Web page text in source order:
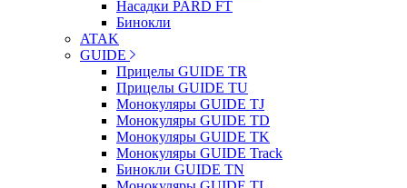
Насадки PARD FT
Бинокли
ATAK
GUIDE
Прицелы GUIDE TR
Прицелы GUIDE TU
Монокуляры GUIDE TJ
Монокуляры GUIDE TD
Монокуляры GUIDE TK
Монокуляры GUIDE Track
Бинокли GUIDE TN